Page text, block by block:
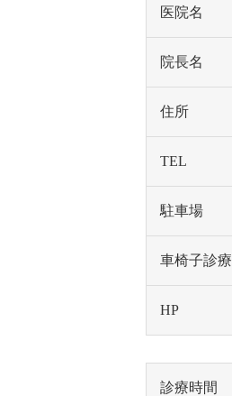
医院名
院長名
住所
TEL
駐車場
車椅子診療
HP
診療時間